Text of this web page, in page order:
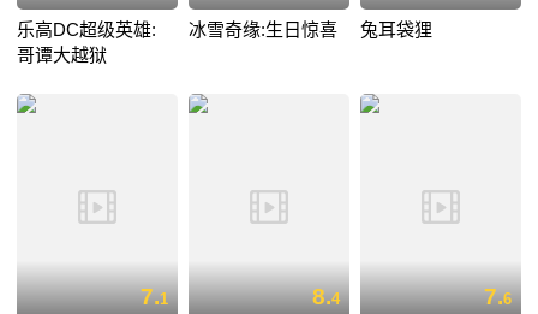
乐高DC超级英雄:
哥谭大越狱
冰雪奇缘:生日惊喜 兔耳袋狸
7.1 8.4 7.6